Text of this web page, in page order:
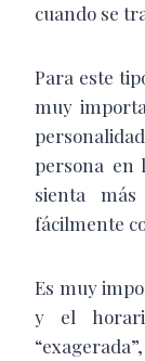
cuando se
Para este
muy
persona en
sienta
fácilmente
Es muy
y el